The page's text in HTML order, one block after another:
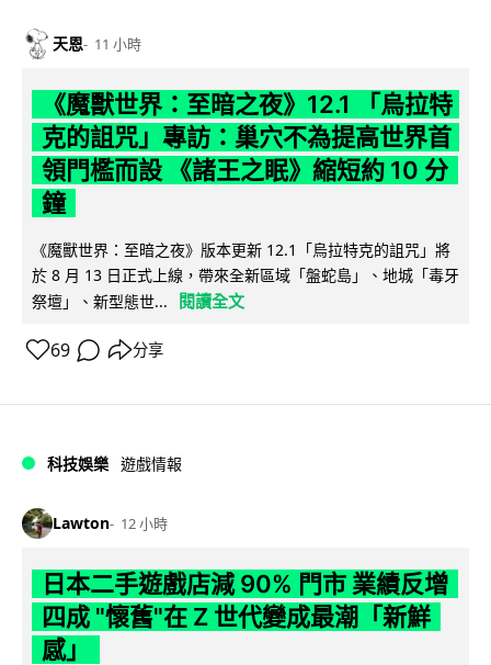
天恩 11 小時
《魔獸世界：至暗之夜》12.1 「烏拉特
克的詛咒」專訪：巢穴不為提高世界首
領門檻而設 《諸王之眠》縮短約 10 分
鐘
《魔獸世界：至暗之夜》版本更新 12.1「烏拉特克的詛咒」將
於 8 月 13 日正式上線，帶來全新區域「盤蛇島」、地城「毒牙
祭壇」、新型態世...
閱讀全文
69 分享
科技娛樂 遊戲情報
Lawton 12 小時
日本二手遊戲店減 90% 門市 業績反增
四成 "懷舊"在 Z 世代變成最潮「新鮮
感」